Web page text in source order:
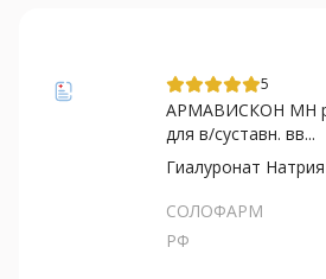
5
АРМАВИСКОН МН
для в/суставн. вв...
Гиалуронат Натрия
СОЛОФАРМ
РФ